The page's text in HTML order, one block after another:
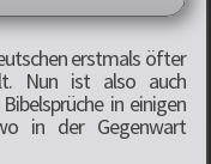
erstmals öfter
Nun ist also auch
in einigen
in der Gegenwart